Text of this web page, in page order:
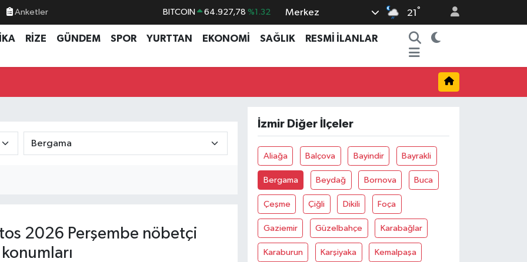
Anketler BITCOIN 64.927,78 %1.32
DOLAR 47,5894 %0.08
GRAM ALTIN 6527.85 %0.54
%11
Merkez 21 °
RİZE GÜNDEM SPOR YURTTAN EKONOMİ SAĞLIK
RESMİ İLANLAR
2026 Perşembe nöbetçi
İzmir Diğer İlçeler
Aliağa Balçova Bayindir Bayrakli
Bergama Beydağ Bornova Buca
Çeşme Çiğli Dikili Foça
Gaziemir Güzelbahçe Karabağlar
Karaburun Karşiyaka Kemalpaşa